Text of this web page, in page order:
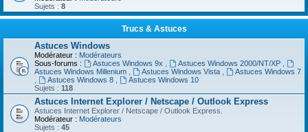
Sujets : 8
Trucs & Astuces
Astuces Windows
Modérateur : Modérateurs
Sous-forums :
Astuces Windows 9x Astuces Windows 2000/NT/XP
Astuces Windows Millenium
Astuces Windows Vista
Astuces Windows 7
Astuces Windows 8
Astuces Windows 10
Sujets : 118
Astuces Internet Explorer / Netscape / Outlook Express
Astuces Internet Explorer / Netscape / Outlook Express.
Modérateur : Modérateurs
Sujets : 45